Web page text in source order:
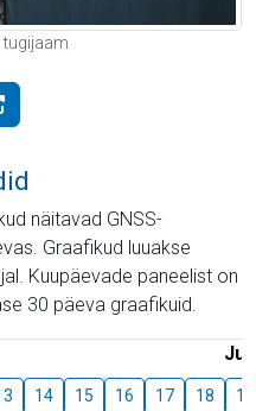
tugijaam
näitavad GNSS-
Graafikud luuakse
Kuupäevade paneelist on
30 päeva graafikuid.
14 15 16 17 18 19